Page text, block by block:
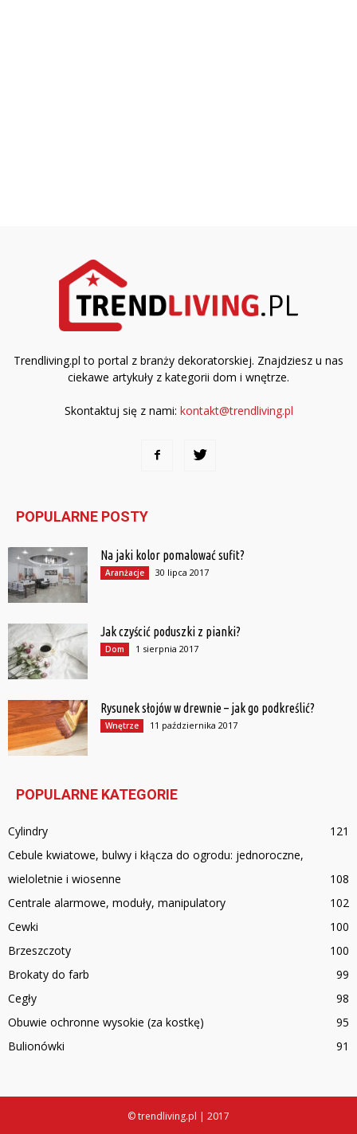
Trendliving.pl to portal z branży dekoratorskiej. Znajdziesz u nas
ciekawe artykuły z kategorii dom i wnętrze.
Skontaktuj się z nami: kontakt@trendliving.pl
POPULARNE POSTY
Na jaki kolor pomalować sufit?
Aranżacje 30 lipca 2017
Jak czyścić poduszki z pianki?
Dom 1 sierpnia 2017
Rysunek słojów w drewnie – jak go podkreślić?
Wnętrze 11 października 2017
POPULARNE KATEGORIE
Cylindry
121
Cebule kwiatowe, bulwy i kłącza do ogrodu: jednoroczne,
wieloletnie i wiosenne
108
Centrale alarmowe, moduły, manipulatory
102
Cewki
100
Brzeszczoty
100
Brokaty do farb
99
Cegły
98
Obuwie ochronne wysokie (za kostkę)
95
Bulionówki
91
© trendliving.pl | 2017